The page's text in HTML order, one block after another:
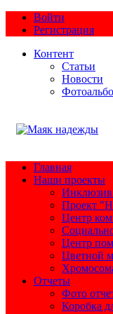
Войти
Регистрация
Контент
Статьи
Новости
Главная
Наши проекты
Проект
Центр
Центр
Цветной
Отчеты
Фото
Коробка